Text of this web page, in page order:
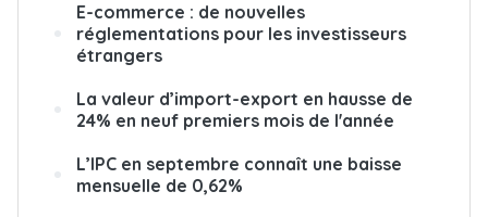
E-commerce : de nouvelles
réglementations pour les investisseurs
étrangers
La valeur d’import-export en hausse de
24% en neuf premiers mois de l'année
L’IPC en septembre connaît une baisse
mensuelle de 0,62%